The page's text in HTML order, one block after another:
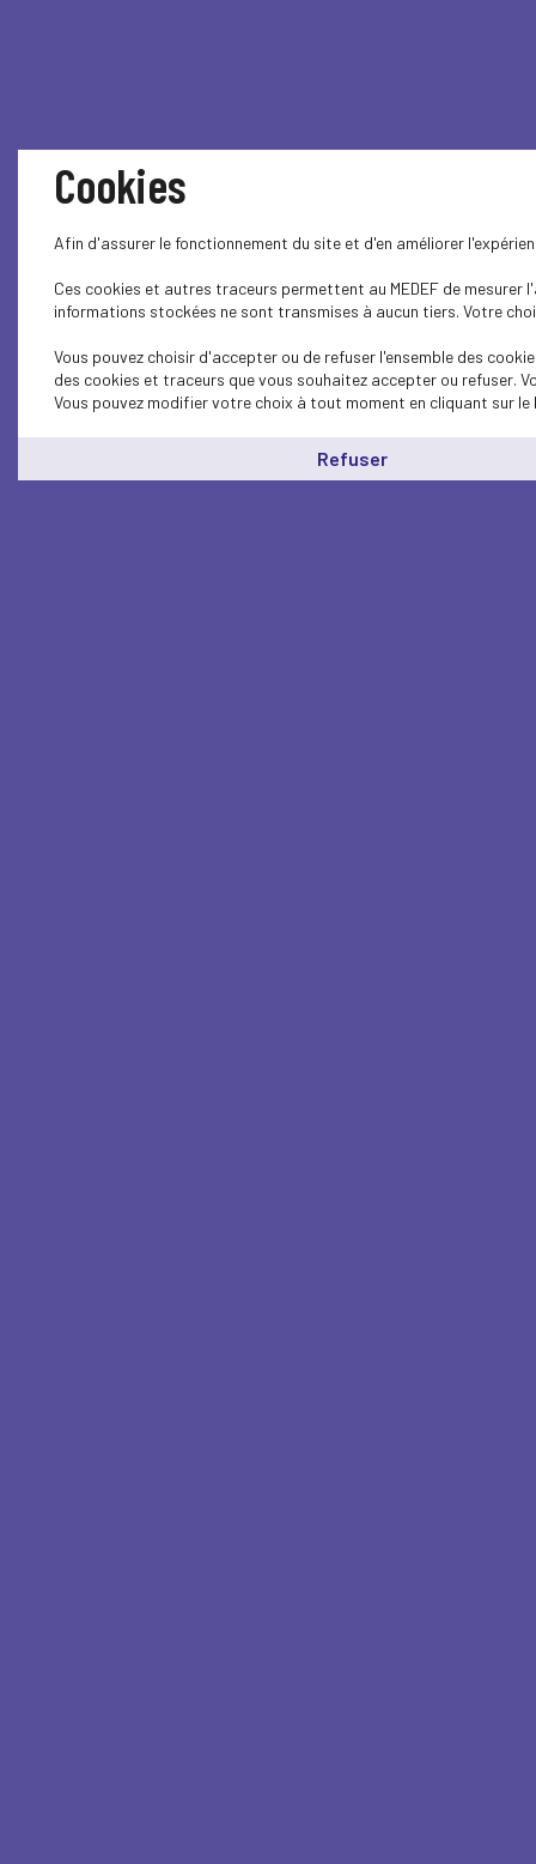
Cookies
Afin d'assurer le fonctionnement du site et d'en améliorer
Ces cookies et autres traceurs permettent au MEDEF de
informations stockées ne sont transmises à aucun tiers. Votre
Vous pouvez choisir d'accepter ou de refuser l'ensemble des
des cookies et traceurs que vous souhaitez accepter ou refuser.
Vous pouvez modifier votre choix à tout moment en cliquant sur le
Refuser